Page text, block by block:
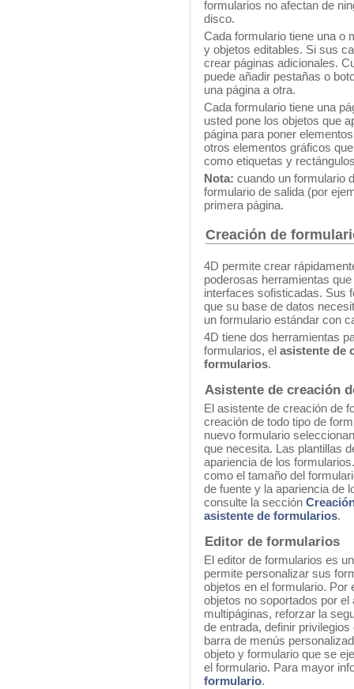
formularios no afectan de
disco.
Cada formulario tiene una o
y objetos editables. Si sus
crear páginas adicionales.
puede añadir pestañas o
una página a otra.
Cada formulario tiene una
usted pone los objetos que
página para poner
otros elementos gráficos
como etiquetas y
Nota: cuando un formulario
formulario de salida (por
primera página.
Creación de
4D permite crear
poderosas herramientas
interfaces sofisticadas. Sus
que su base de datos
un formulario estándar con
4D tiene dos herramientas
formularios, el asistente de
formularios.
Asistente de creación
El asistente de creación de
creación de todo tipo de
nuevo formulario
que necesita. Las plantillas
apariencia de los
como el tamaño del
de fuente y la apariencia de
consulte la sección
asistente de formularios.
Editor de formularios
El editor de formularios es
permite personalizar sus
objetos en el formulario. Por
objetos no soportados por
multipáginas, reforzar la
de entrada, definir
barra de menús
objeto y formulario que se
el formulario. Para mayor
formulario.